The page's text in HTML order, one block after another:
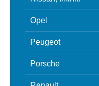
Opel
Peugeot
Porsche